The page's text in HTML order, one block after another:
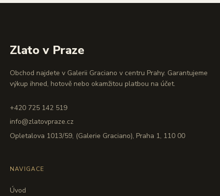
Zlato v Praze
Obchod najdete v Galerii Graciano v centru Prahy. Garantujeme
výkup ihned, hotově nebo okamžitou platbou na účet.
+420 725 142 519
info@zlatovpraze.cz
Opletalova 1013/59, (Galerie Graciano), Praha 1, 110 00
NAVIGACE
Úvod